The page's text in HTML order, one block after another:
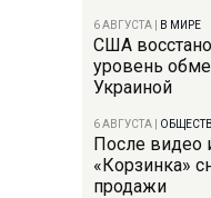
6 АВГУСТА В МИРЕ
США
уровень
Украиной
6 АВГУСТА
После видео
«Корзинка»
продажи